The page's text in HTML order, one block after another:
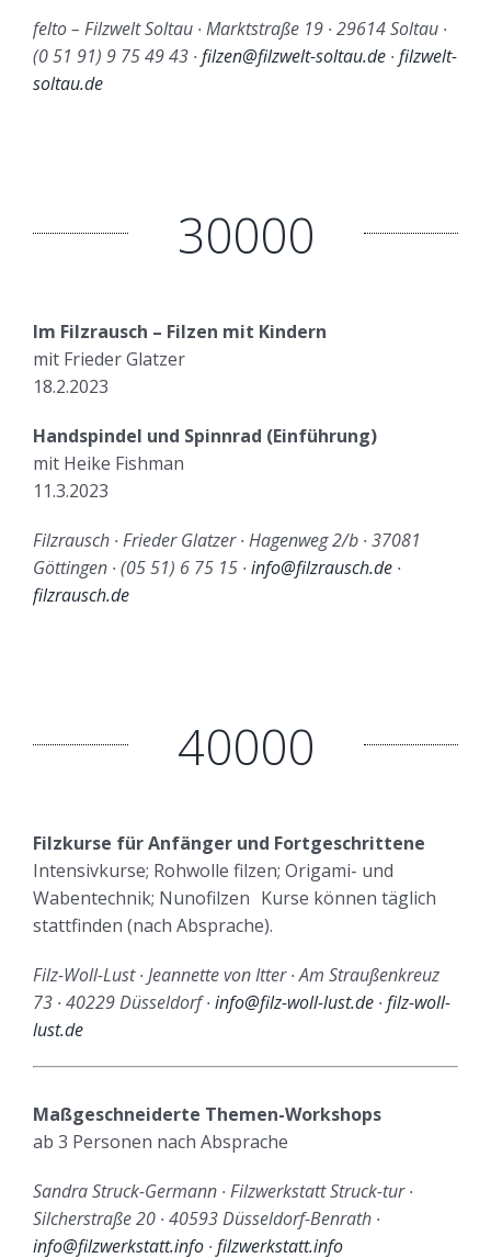
felto – Filzwelt Soltau ∙ Marktstraße 19 ∙ 29614 Soltau ∙
(0 51 91) 9 75 49 43 ∙ filzen@filzwelt-soltau.de∙ filzwelt-
soltau.de
30000
Im Filzrausch – Filzen mit Kindern
mit Frieder Glatzer
18.2.2023
Handspindel und Spinnrad (Einführung)
mit Heike Fishman
11.3.2023
Filzrausch ∙ Frieder Glatzer ∙ Hagenweg 2/b ∙ 37081
Göttingen ∙ (05 51) 6 75 15 ∙ info@filzrausch.de∙
filzrausch.de
40000
Filzkurse für Anfänger und Fortgeschrittene
Intensivkurse; Rohwolle filzen; Origami- und
Wabentechnik; Nunofilzen Kurse können täglich
stattfinden (nach Absprache).
Filz-Woll-Lust ∙ Jeannette von Itter ∙ Am Straußenkreuz
73 ∙ 40229 Düsseldorf ∙ info@filz-woll-lust.de∙ filz-woll-
lust.de
Maßgeschneiderte Themen-Workshops
ab 3 Personen nach Absprache
Sandra Struck-Germann ∙ Filzwerkstatt Struck-tur ∙
Silcherstraße 20 ∙ 40593 Düsseldorf-Benrath ∙
info@filzwerkstatt.info∙ filzwerkstatt.info